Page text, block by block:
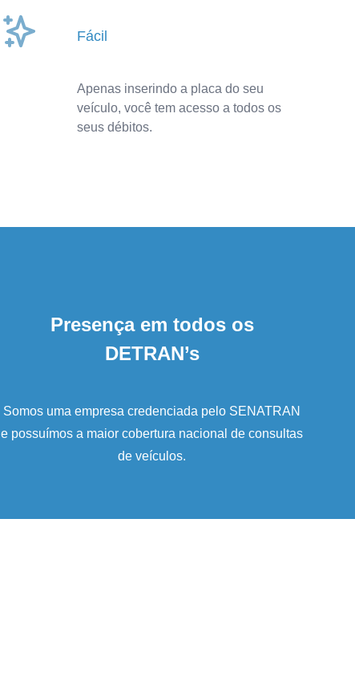
Fácil
Apenas inserindo a placa do seu
veículo, você tem acesso a todos os
seus débitos.
Presença em todos os
DETRAN’s
Somos uma empresa credenciada pelo SENATRAN
e possuímos a maior cobertura nacional de consultas
de veículos.